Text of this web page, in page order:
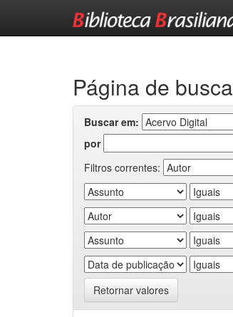
Página de busca
Buscar em:
por
Filtros correntes:
Retornar valores